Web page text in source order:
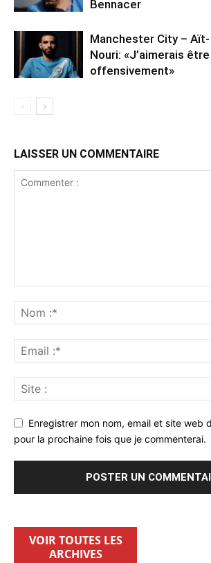
Bennacer
Manchester City – Aït-
Nouri: «J’aimerais
offensivement»
LAISSER UN COMMENTAIRE
Enregistrer mon nom, email et site web
pour la prochaine fois que je commenterai.
VOIR TOUTES LES
ARCHIVES